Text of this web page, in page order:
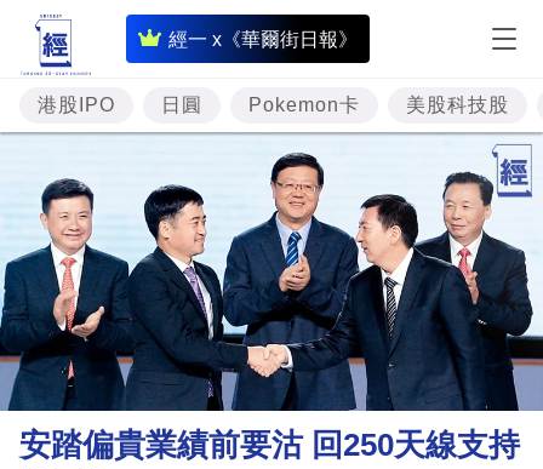
經一 x《華爾街日報》
即
時
財
經
題
投
資
樓
市
理
財
港股IPO 日圓 Pokemon卡 美股科技股
安踏偏貴業績前要沽 回250天線支持